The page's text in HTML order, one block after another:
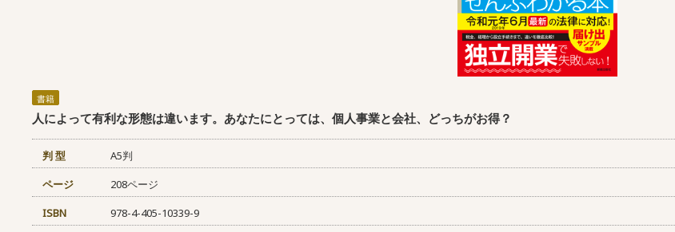
書籍
人によって有利な形態は違います。あなたにとっては、個人事業と会社、どっちがお得？
判 型
A5判
ページ
208ページ
ISBN
978-4-405-10339-9